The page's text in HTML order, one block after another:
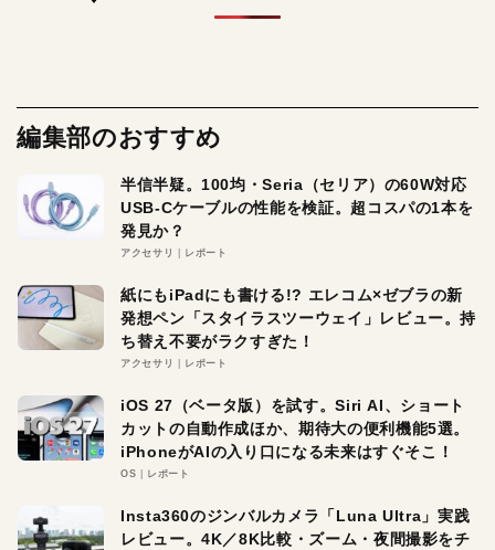
編集部のおすすめ
半信半疑。100均・Seria（セリア）の60W対応
USB-Cケーブルの性能を検証。超コスパの1本を
発見か？
アクセサリ レポート
紙にもiPadにも書ける!? エレコム×ゼブラの新
発想ペン「スタイラスツーウェイ」レビュー。持
ち替え不要がラクすぎた！
アクセサリ レポート
iOS 27（ベータ版）を試す。Siri AI、ショート
カットの自動作成ほか、期待大の便利機能5選。
iPhoneがAIの入り口になる未来はすぐそこ！
OS レポート
Insta360のジンバルカメラ「Luna Ultra」実践
レビュー。4K／8K比較・ズーム・夜間撮影をチ